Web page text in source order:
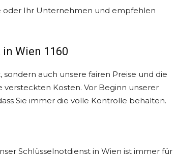
oder Ihr Unternehmen und empfehlen
Wien 1160
auch unsere fairen Preise und die
versteckten Kosten. Vor Beginn unserer
Sie immer die volle Kontrolle behalten.
Schlüsselnotdienst in Wien ist immer für